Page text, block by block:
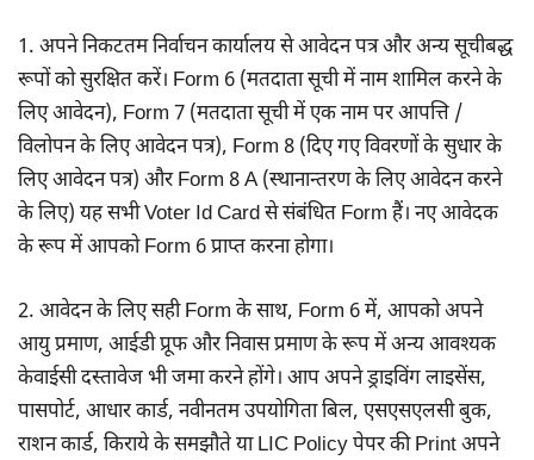
1. अपने निकटतम निर्वाचन कार्यालय से आवेदन पत्र और अन्य सूचीबद्ध
रूपों को सुरक्षित करें। Form 6 (मतदाता सूची में नाम शामिल करने के
लिए आवेदन), Form 7 (मतदाता सूची में एक नाम पर आपत्ति /
विलोपन के लिए आवेदन पत्र), Form 8 (दिए गए विवरणों के सुधार के
लिए आवेदन पत्र) और Form 8 A (स्थानान्तरण के लिए आवेदन करने
के लिए) यह सभी Voter Id Card से संबंधित Form हैं। नए आवेदक
के रूप में आपको Form 6 प्राप्त करना होगा।
2. आवेदन के लिए सही Form के साथ, Form 6 में, आपको अपने
आयु प्रमाण, आईडी प्रूफ और निवास प्रमाण के रूप में अन्य आवश्यक
केवाईसी दस्तावेज भी जमा करने होंगे। आप अपने ड्राइविंग लाइसेंस,
पासपोर्ट, आधार कार्ड, नवीनतम उपयोगिता बिल, एसएसएलसी बुक,
राशन कार्ड, किराये के समझौते या LIC Policy पेपर की Print अपने